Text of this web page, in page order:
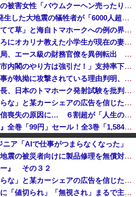
【速報】ジャンポケ斉藤の被害女性「バウムクーヘン売ったりTikTokライブしててムカついたから示談しなかった」
ベネズエラ、6月連続に発生した大地震の犠牲者が「6000人超」に
「日本の反戦界隈終わってて草」と海自トマホークへの例の界隈の反応が話題に、今になって存在に気付いてしまった結果……
既婚男性「大学院生のころにオカリナ教えた小学生が現在の妻ですね」→ネット大荒れｗｗｗｗ
【財務省人事】内閣人事局、エース級の財務官僚を異例転出 官邸幹部「協力的でなかった」※岸田首相（当時）の秘書官などを歴任 、岸田首相の後輩
【悲報】石破茂さん「高市内閣のやり方は強引だ！」支持率下落の理由を指摘 → ﾈｯﾄ「お前が言うな」「鳥取県だけ減税無しで！」 ｗｗｗｗｗｗｗｗｗ...
【朗報】兵庫県・斎藤知事が執拗に攻撃されている理由判明、県民も知らなかった「多額の費用が発生する状況」を一斉排除
北朝鮮の金与正党総務部長、日本のトマホーク発射試験を批判…「軍事的選択肢」警告！
「もう二度と使わないからな」と某カーシェアの広告を信じた人が絶叫、船が遅れたからバスが無くなって困ってたりこの看板が…
株式投資、若年男性の自信喪失の原因に… ６割超が「人生の敗者」自認か
『オッス！はるかちゃん』全巻「99円」セール！全3巻「1,584円」→「297円」！男だらけの応援団とムチムチ娘のお色気コメディ！『バクくん』も...
日本の防衛白書「韓国は重要な隣国」だと3年連続で位置づけ…韓国メディア！
熊本･八代港で自衛隊の「病院船」が医療提供開始、診察と薬剤処方…被災者向け大浴場も！
迷走・・・
ニア「AIで仕事がつまらなくなった」
【神対応】任天堂、熊本地震の被災者向けに製品修理を無償対応へ！さらに義援金5000万円を寄付！！
ー』 その３２
「もう二度と使わないからな」と某カーシェアの広告を信じた人が絶叫、船が遅れたからバスが無くなって困ってたりこの看板が…
屈辱のプーチン、習近平に「値切られ」「無視され」まるで主従関係…ロシアが中国の属国になりつつある！